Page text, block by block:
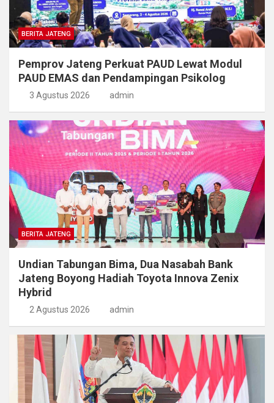
BERITA JATENG
Pemprov Jateng Perkuat PAUD Lewat Modul
PAUD EMAS dan Pendampingan Psikolog
3 Agustus 2026 admin
BERITA JATENG
Undian Tabungan Bima, Dua Nasabah Bank
Jateng Boyong Hadiah Toyota Innova Zenix
Hybrid
2 Agustus 2026 admin